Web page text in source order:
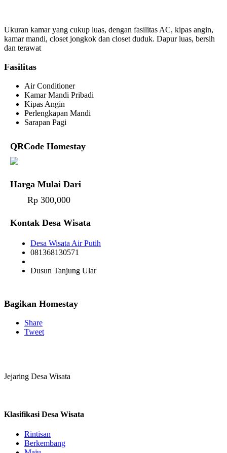
Ukuran kamar yang cukup luas, dengan fasilitas AC, kipas angin,
kamar mandi, closet jongkok dan closet duduk. Dapur luas, bersih
dan terawat
Fasilitas
Air Conditioner
Kamar Mandi Pribadi
Kipas Angin
Perlengkapan Mandi
Sarapan Pagi
QRCode Homestay
Harga Mulai Dari
Rp 300,000
Kontak Desa Wisata
Desa Wisata Air Putih
081368130571
Dusun Tanjung Ular
Bagikan Homestay
Share
Tweet
Jejaring Desa Wisata
Klasifikasi Desa Wisata
Rintisan
Berkembang